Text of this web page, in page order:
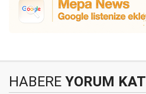
HABERE YORUM KAT